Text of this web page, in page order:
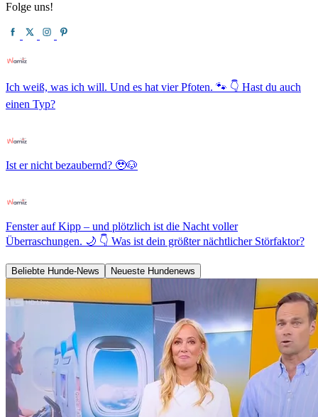
Folge uns!
Ich weiß, was ich will. Und es hat vier Pfoten. 🐾 👇 Hast du auch
einen Typ?
Ist er nicht bezaubernd? 🥹🐶
Fenster auf Kipp – und plötzlich ist die Nacht voller
Überraschungen. 🌙 👇 Was ist dein größter nächtlicher Störfaktor?
Beliebte Hunde-News Neueste Hundenews